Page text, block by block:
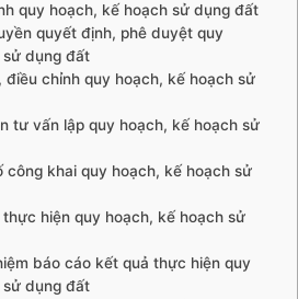
quy hoạch, kế hoạch sử dụng đất
quyết định, phê duyệt quy
sử dụng đất
điều chỉnh quy hoạch, kế hoạch sử
tư vấn lập quy hoạch, kế hoạch sử
công khai quy hoạch, kế hoạch sử
hiện quy hoạch, kế hoạch sử
báo cáo kết quả thực hiện quy
sử dụng đất